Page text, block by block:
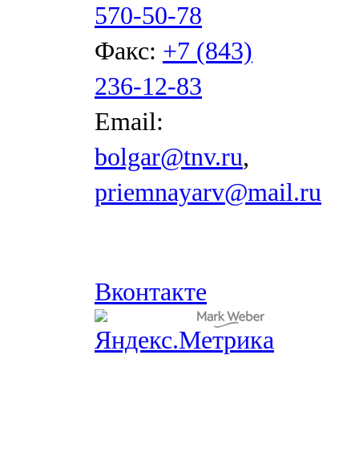
570-50-78
Факс: +7 (843)
236-12-83
Email:
bolgar@tnv.ru,
priemnayarv@mail.ru
Вконтакте